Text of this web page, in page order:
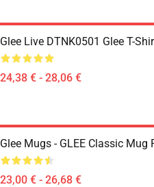
Glee Live DTNK0501 Glee T-
24,38 € - 28,06 €
Glee Mugs - GLEE Classic Mug
23,00 € - 26,68 €